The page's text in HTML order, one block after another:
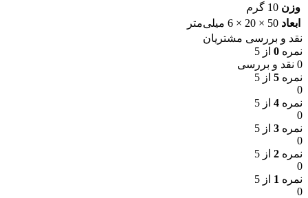
وزن 10 گرم
ابعاد 50 × 20 × 6 میلی‌متر
نقد و بررسی مشتریان
نمره 0 از 5
0 نقد و بررسی
نمره 5 از 5
0
نمره 4 از 5
0
نمره 3 از 5
0
نمره 2 از 5
0
نمره 1 از 5
0